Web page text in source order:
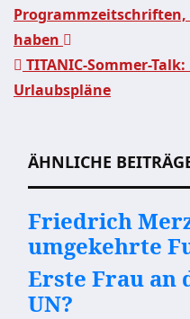
haben
TITANIC-Sommer-
Urlaubspläne
ÄHNLICHE
Friedrich
umgekehrte
Erste Frau an
UN?